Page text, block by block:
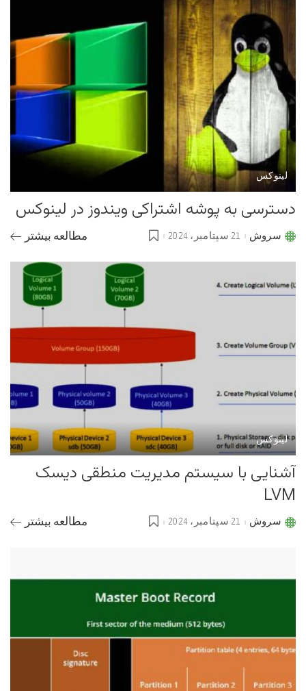
لینوکس
دسترسی به پوشه اشتراکی ویندوز در لینوکس
Postedسروش 21 سپتامبر، 2024 مطالعه بیشتر
لینوکس
آشنایی با سیستم مدیریت منطقی دیسک
LVM
Postedسروش 21 سپتامبر، 2024 مطالعه بیشتر